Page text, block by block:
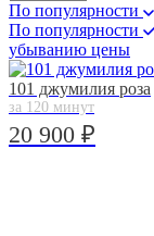
По популярности
По популярности
убыванию цены
101 джумилия роза
за 120 минут
20 900 ₽